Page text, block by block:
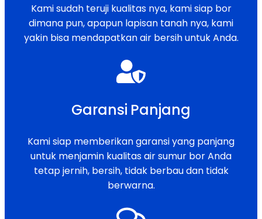
Kami sudah teruji kualitas nya, kami siap bor
dimana pun, apapun lapisan tanah nya, kami
yakin bisa mendapatkan air bersih untuk Anda.
Garansi Panjang
Kami siap memberikan garansi yang panjang
untuk menjamin kualitas air sumur bor Anda
tetap jernih, bersih, tidak berbau dan tidak
berwarna.